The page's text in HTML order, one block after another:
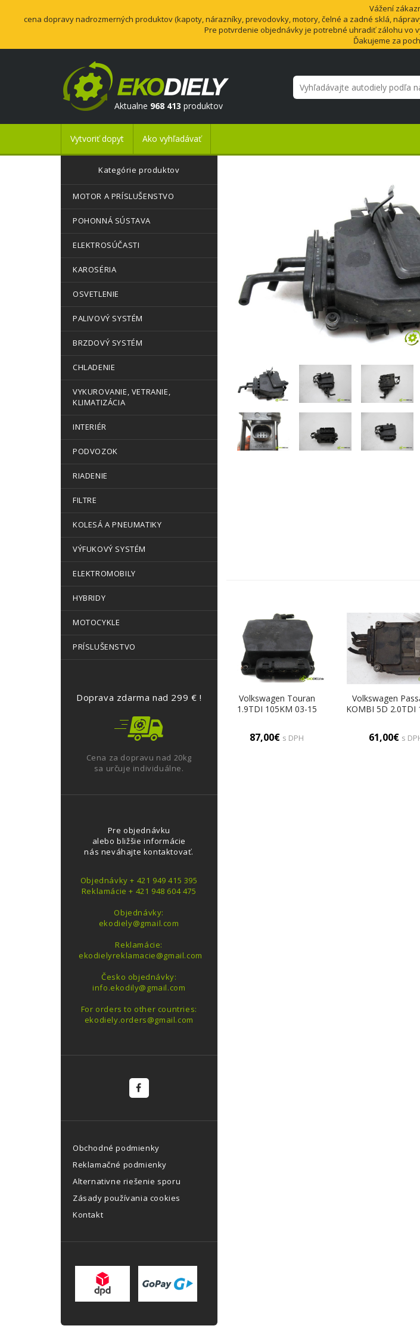
Vážení
cena dopravy nadrozmerných produktov (kapoty, nárazníky, prevodovky, motory, čelné a zadné sklá,
Pre potvrdenie objednávky je potrebné uhradiť zálohu vo
Ďakujeme za
Aktualne 968 413 produktov
Vytvoriť dopyt Ako vyhľadávať
Kategórie produktov
MOTOR A PRÍSLUŠENSTVO
POHONNÁ SÚSTAVA
ELEKTROSÚČASTI
KAROSÉRIA
OSVETLENIE
PALIVOVÝ SYSTÉM
BRZDOVÝ SYSTÉM
CHLADENIE
VYKUROVANIE, VETRANIE,
KLIMATIZÁCIA
INTERIÉR
PODVOZOK
RIADENIE
FILTRE
KOLESÁ A PNEUMATIKY
VÝFUKOVÝ SYSTÉM
ELEKTROMOBILY
HYBRIDY
MOTOCYKLE
PRÍSLUŠENSTVO
Doprava zdarma nad 299 € !
Cena za dopravu nad 20kg
sa určuje individuálne.
Pre objednávku
alebo bližšie informácie
nás neváhajte kontaktovať.
Objednávky + 421 949 415 395
Reklamácie + 421 948 604 475
Objednávky:
ekodiely@gmail.com
Reklamácie:
ekodielyreklamacie@gmail.com
Česko objednávky:
info.ekodily@gmail.com
For orders to other countries:
ekodiely.orders@gmail.com
Obchodné podmienky
Reklamačné podmienky
Alternativne riešenie sporu
Zásady používania cookies
Kontakt
Volkswagen Touran
1.9TDI 105KM 03-15
87,00€ s DPH
Volkswagen
KOMBI 5D 2.0TDI
61,00€ s